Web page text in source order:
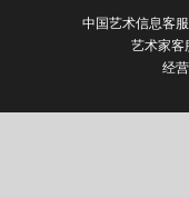
中国艺术信息客服
艺术家客
经